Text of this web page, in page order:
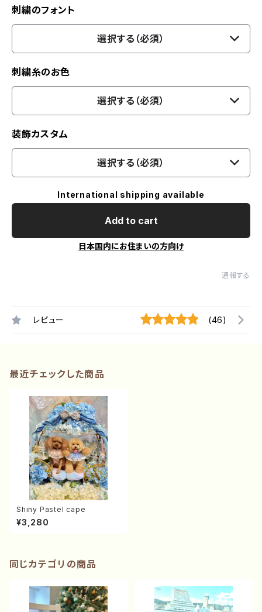
刺繍のフォント
選択する（必須）
刺繍糸のお色
選択する（必須）
装飾カスタム
選択する（必須）
International shipping available
Add to cart
日本国内にお住まいの方向け
通報する
レビュー (46)
最近チェックした商品
Shiny Pastel cape
¥3,280
同じカテゴリの商品